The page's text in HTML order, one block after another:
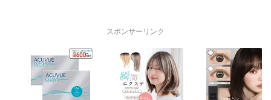
スポンサーリンク